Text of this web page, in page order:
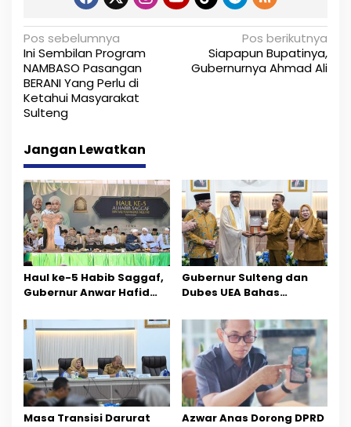
N
a
v
i
g
a
s
i
p
o
s
Pos sebelumnya
Ini Sembilan Program
NAMBASO Pasangan
BERANI Yang Perlu di
Ketahui Masyarakat
Sulteng
Pos berikutnya
Siapapun Bupatinya,
Gubernurnya Ahmad Ali
Jangan Lewatkan
Haul ke-5 Habib Saggaf,
Gubernur Anwar Hafid
Ilmu dan Pendidikan
Gubernur Sulteng dan
Dubes UEA Bahas
Sektor Jadi Prioritas
Masa Transisi Darurat
Azwar Anas Dorong DPRD